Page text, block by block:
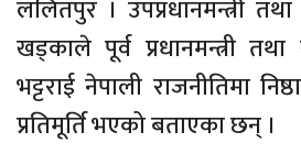
ललितपुर । उपप्रधानमन्त्री तथा
खड्काले पूर्व प्रधानमन्त्री
भट्टराई नेपाली राजनीतिमा
प्रतिमूर्ति भएको बताएका छन् ।